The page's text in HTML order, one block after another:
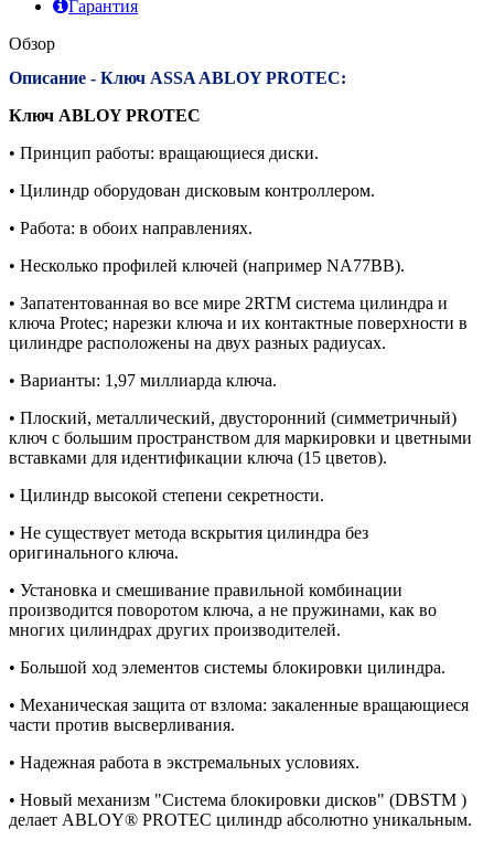
Гарантия
Обзор
Описание - Ключ ASSA ABLOY PROTEC:
Ключ ABLOY PROTEC
• Принцип работы: вращающиеся диски.
• Цилиндр оборудован дисковым контроллером.
• Работа: в обоих направлениях.
• Несколько профилей ключей (например NA77BB).
• Запатентованная во все мире 2RTM система цилиндра и
ключа Protec; нарезки ключа и их контактные поверхности в
цилиндре расположены на двух разных радиусах.
• Варианты: 1,97 миллиарда ключа.
• Плоский, металлический, двусторонний (симметричный)
ключ с большим пространством для маркировки и цветными
вставками для идентификации ключа (15 цветов).
• Цилиндр высокой степени секретности.
• Не существует метода вскрытия цилиндра без
оригинального ключа.
• Установка и смешивание правильной комбинации
производится поворотом ключа, а не пружинами, как во
многих цилиндрах других производителей.
• Большой ход элементов системы блокировки цилиндра.
• Механическая защита от взлома: закаленные вращающиеся
части против высверливания.
• Надежная работа в экстремальных условиях.
• Новый механизм "Система блокировки дисков" (DBSTM )
делает ABLOY® PROTEC цилиндр абсолютно уникальным.